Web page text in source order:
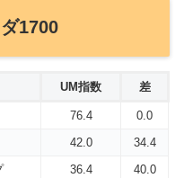
1700
UM指数 差
76.4
0.0
42.0
34.4
36.4 40.0